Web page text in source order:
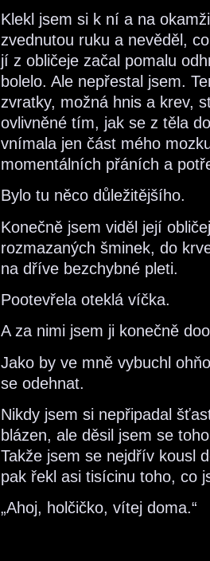
Klekl jsem si k ní a na
zvednutou ruku a nevěděl,
jí z obličeje začal pomalu
bolelo. Ale nepřestal jsem.
zvratky, možná hnis a krev,
ovlivněné tím, jak se z těla
vnímala jen část mého
momentálních přáních a
Bylo tu něco důležitějšího.
Konečně jsem viděl její
rozmazaných šminek, do
na dříve bezchybné pleti.
Pootevřela oteklá víčka.
A za nimi jsem ji konečně
Jako by ve mně vybuchl
se odehnat.
Nikdy jsem si nepřipadal
blázen, ale děsil jsem se
Takže jsem se nejdřív kousl
pak řekl asi tisícinu toho, co
„Ahoj, holčičko, vítej doma.“